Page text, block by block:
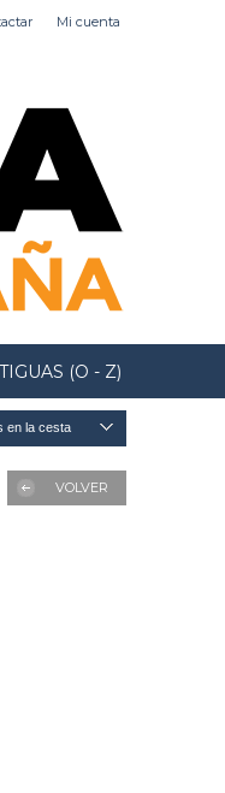
Mi cuenta
(O - Z)
en la cesta
VOLVER